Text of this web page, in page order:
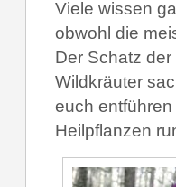
Viele wissen
obwohl die
Der Schatz
Wildkräuter
euch
Heilpflanzen